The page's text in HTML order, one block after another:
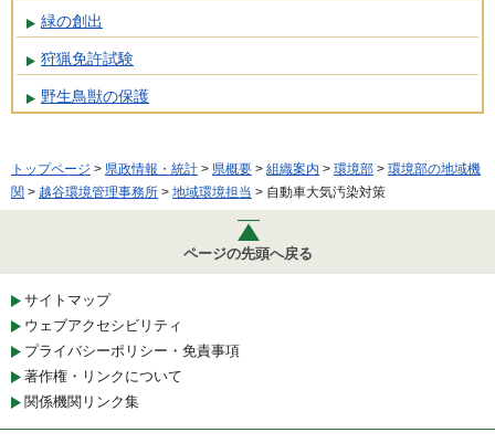
緑の創出
狩猟免許試験
野生鳥獣の保護
トップページ > 県政情報・統計 > 県概要 > 組織案内 > 環境部 > 環境部の地域機
関 > 越谷環境管理事務所 > 地域環境担当 > 自動車大気汚染対策
ページの先頭へ戻る
サイトマップ
ウェブアクセシビリティ
プライバシーポリシー・免責事項
著作権・リンクについて
関係機関リンク集